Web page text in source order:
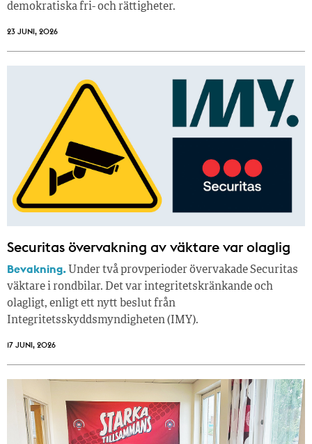
demokratiska fri- och rättigheter.
23 JUNI, 2026
Securitas övervakning av väktare var olaglig
Bevakning. Under två provperioder övervakade Securitas
väktare i rondbilar. Det var integritetskränkande och
olagligt, enligt ett nytt beslut från
Integritetsskyddsmyndigheten (IMY).
17 JUNI, 2026